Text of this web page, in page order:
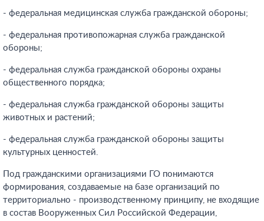
- федеральная медицинская служба гражданской обороны;
- федеральная противопожарная служба гражданской
обороны;
- федеральная служба гражданской обороны охраны
общественного порядка;
- федеральная служба гражданской обороны защиты
животных и растений;
- федеральная служба гражданской обороны защиты
культурных ценностей.
Под гражданскими организациями ГО понимаются
формирования, создаваемые на базе организаций по
территориально - производственному принципу, не входящие
в состав Вооруженных Сил Российской Федерации,